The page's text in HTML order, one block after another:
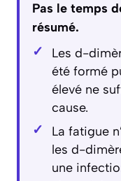
Pas le temps
résumé.
Les d-
été formé
élevé ne
cause.
La fatigue
les d-
une